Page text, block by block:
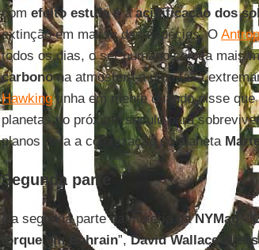
com efeito estufae aacidificação dos
extinção em massa das espécies. O
todos os dias, o ser humano coloca mais
carbonona atmosfera a uma taxa
Hawkingtinha em mente quando disse
planetas no próximo século para
planos para a colonização do planeta
Segunda parte
Na segunda parte da matéria daNYMag
Iorque em Bahrain”,David Wallace-Wells